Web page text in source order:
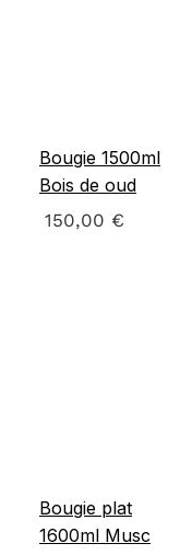
Bougie 1500ml
Bois de oud
150,00 €
Bougie plat
1600ml Musc